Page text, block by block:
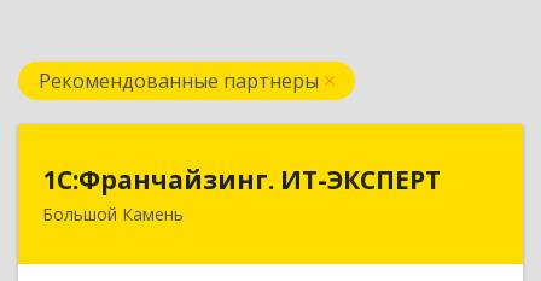
Рекомендованные партнеры
1С:Франчайзинг. ИТ-ЭКСПЕРТ
Большой Камень
1С:Франчайзинг. ИТ-ЭКСПЕРТ
692806, Приморский край, Большой Камень г,